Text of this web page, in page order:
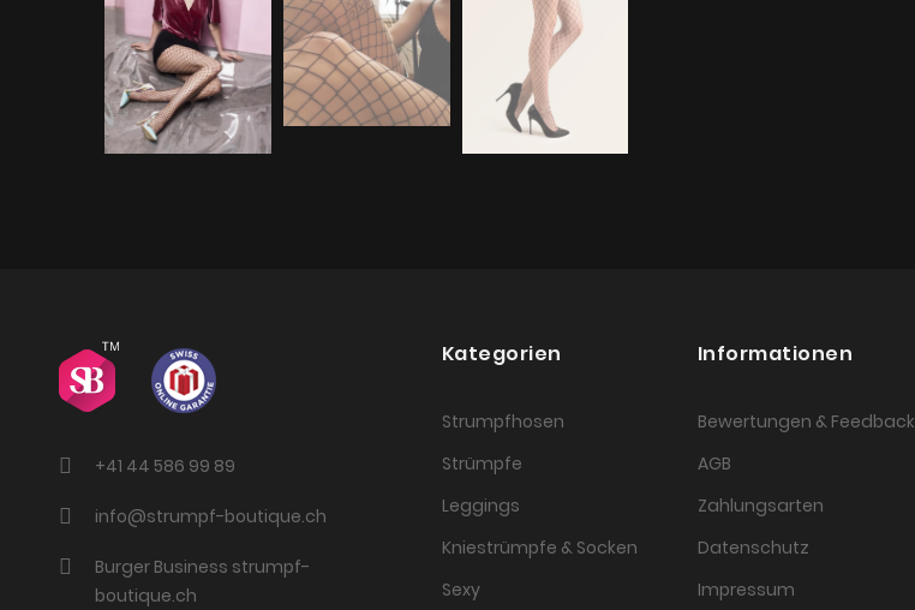
+41 44 586 99 89
info@strumpf-boutique.ch
Burger Business strumpf-
boutique.ch
Kategorien
Strumpfhosen
Strümpfe
Leggings
Kniestrümpfe & Socken
Sexy
Informationen
Bewertungen & Feedback
AGB
Zahlungsarten
Datenschutz
Impressum